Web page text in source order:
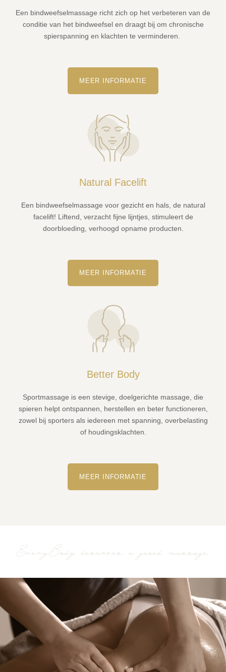
Een bindweefselmassage richt zich op het verbeteren van de
conditie van het bindweefsel en draagt bij om chronische
spierspanning en klachten te verminderen.
MEER INFORMATIE
Natural Facelift
Een bindweefselmassage voor gezicht en hals, de natural
facelift! Liftend, verzacht fijne lijntjes, stimuleert de
doorbloeding, verhoogd opname producten.
MEER INFORMATIE
Better Body
Sportmassage is een stevige, doelgerichte massage, die
spieren helpt ontspannen, herstellen en beter functioneren,
zowel bij sporters als iedereen met spanning, overbelasting
of houdingsklachten.
MEER INFORMATIE